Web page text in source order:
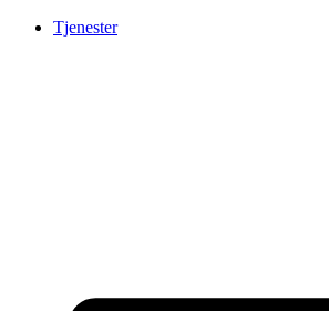
Tjenester